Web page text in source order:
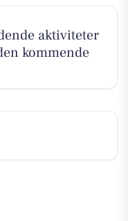
aktiviteter
kommende